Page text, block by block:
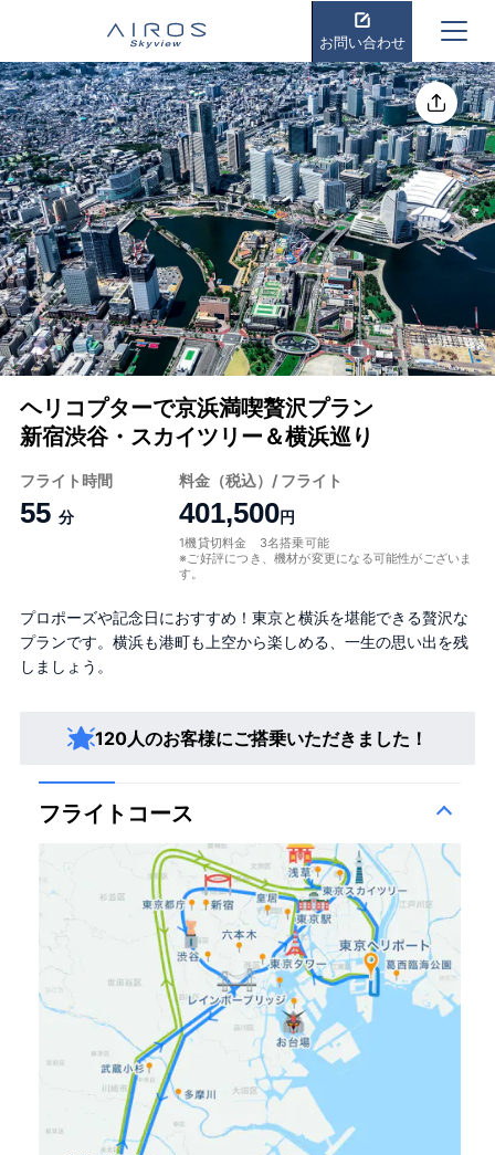
お問い合わせ
シェアする
ヘリコプターで京浜満喫贅沢プラン
新宿渋谷・スカイツリー＆横浜巡り
フライト時間
55 分
料金（税込）/ フライト
401,500円
1機貸切料金 3名搭乗可能
※ご好評につき、機材が変更になる可能性がございま
す。
プロポーズや記念日におすすめ！東京と横浜を堪能できる贅沢な
プランです。横浜も港町も上空から楽しめる、一生の思い出を残
しましょう。
120人のお客様にご搭乗いただきました！
フライトコース